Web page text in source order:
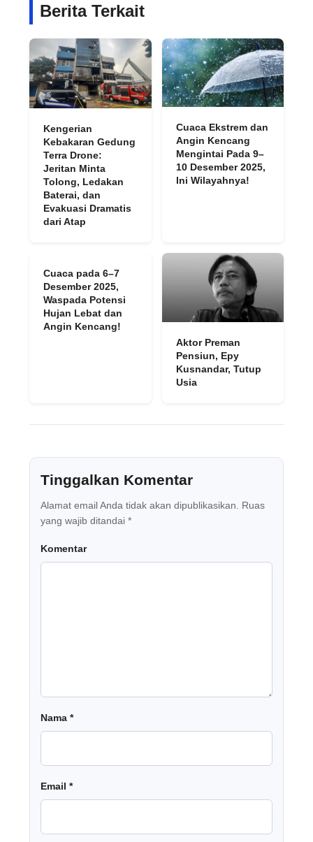
Berita Terkait
Kengerian
Kebakaran Gedung
Terra Drone:
Jeritan Minta
Tolong, Ledakan
Baterai, dan
Evakuasi Dramatis
dari Atap
Cuaca Ekstrem dan
Angin Kencang
Mengintai Pada 9–
10 Desember 2025,
Ini Wilayahnya!
Cuaca pada 6–7
Desember 2025,
Waspada Potensi
Hujan Lebat dan
Angin Kencang!
Aktor Preman
Pensiun, Epy
Kusnandar, Tutup
Usia
Tinggalkan Komentar
Alamat email Anda tidak akan dipublikasikan. Ruas
yang wajib ditandai *
Komentar
Nama *
Email *